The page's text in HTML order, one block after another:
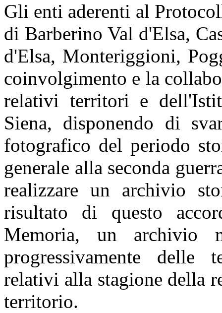
Gli enti aderenti al
di Barberino Val d'Elsa,
d'Elsa, Monteriggioni,
coinvolgimento e la
relativi territori e
Siena, disponendo di
fotografico del periodo
generale alla seconda
realizzare un archivio
risultato di questo
Memoria, un archivio
progressivamente delle
relativi alla stagione della
territorio.